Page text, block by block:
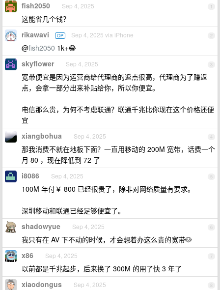
1
fish2050 Sep 4, 2025
这能省几个钱？
2
rikawavi OP Sep 4, 2025 via iPhone
@fish2050 1k+😂
3
skyflower Sep 4, 2025
宽带便宜是因为运营商给代理商的返点很高，代理商为了赚返
点，会拿一部分出来补贴给你，所以你便宜。
电信那么贵，为何不考虑联通？联通千兆比你现在这个价格还便
宜
4
xiangbohua Sep 4, 2025
那我消费不就在地板下面？一直用移动的 200M 宽带，话费一个
月 80 ，现在降低到 72 了
5
i8086 Sep 4, 2025
100M 年付￥ 800 已经很贵了，除非对网络质量有要求。
深圳移动和联通已经足够便宜了。
6
shadowyue Sep 4, 2025
我只有在 AV 下不动的时候，才会想着办这么贵的宽带🐶
7
x86 Sep 4, 2025
以前都是千兆起步，后来换了 300M 的用了快 3 年了
8
xiaodongus Sep 4, 2025